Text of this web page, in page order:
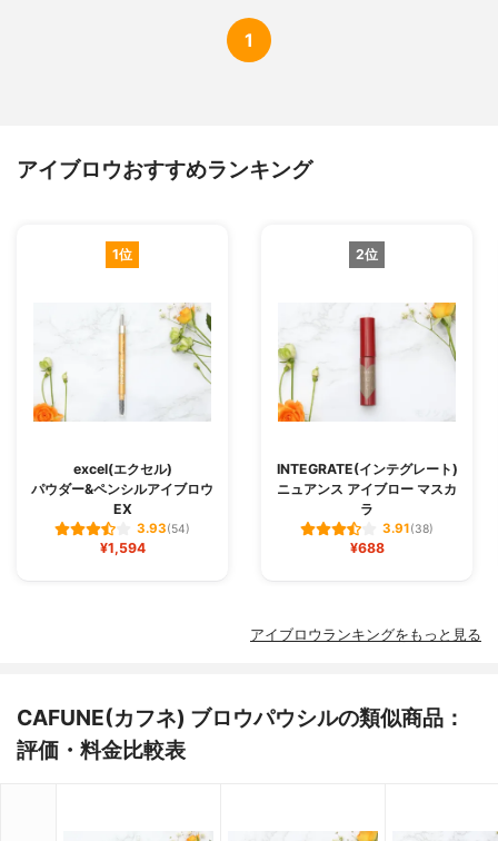
1
アイブロウおすすめランキング
1位
excel(エクセル)
パウダー&ペンシルアイブロウ
EX
3.93(54)
¥1,594
2位
INTEGRATE(インテグレート)
ニュアンス アイブロー マスカ
ラ
3.91(38)
¥688
アイブロウランキングをもっと見る
CAFUNE(カフネ) ブロウパウシルの類似商品：
評価・料金比較表